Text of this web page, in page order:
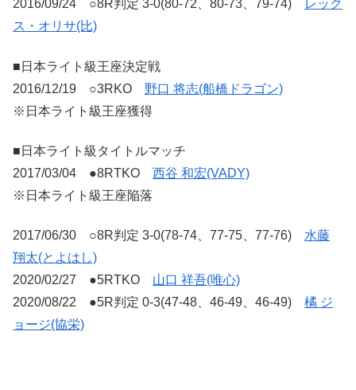
2016/09/24 ○8R判定 3-0(80-72、80-73、79-74)
レック
ス・オリサ(比)
■日本ライト級王座決定戦
2016/12/19 ○3RKO 野口 将志(船橋ドラゴン)
※日本ライト級王座獲得
■日本ライト級タイトルマッチ
2017/03/04 ●8RTKO 西谷 和宏(VADY)
※日本ライト級王座陥落
2017/06/30 ○8R判定 3-0(78-74、77-75、77-76) 水藤
翔太(とよはし)
2020/02/27 ●5RTKO 山口 祥吾(唯心)
2020/08/22 ●5R判定 0-3(47-48、46-49、46-49) 橘 ジ
ョージ(協栄)